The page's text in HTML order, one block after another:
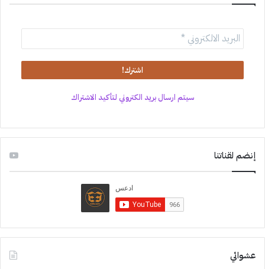
سيتم ارسال بريد الكتروني لتأكيد الاشتراك
إنضم لقناتنا
عشوائي